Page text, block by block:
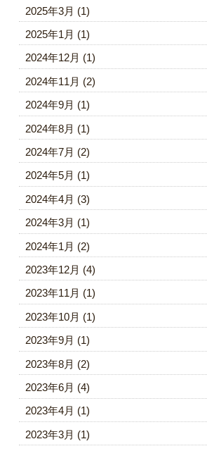
2025年3月 (1)
2025年1月 (1)
2024年12月 (1)
2024年11月 (2)
2024年9月 (1)
2024年8月 (1)
2024年7月 (2)
2024年5月 (1)
2024年4月 (3)
2024年3月 (1)
2024年1月 (2)
2023年12月 (4)
2023年11月 (1)
2023年10月 (1)
2023年9月 (1)
2023年8月 (2)
2023年6月 (4)
2023年4月 (1)
2023年3月 (1)